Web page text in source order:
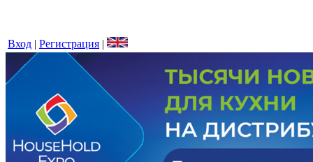
Вход | Регистрация |